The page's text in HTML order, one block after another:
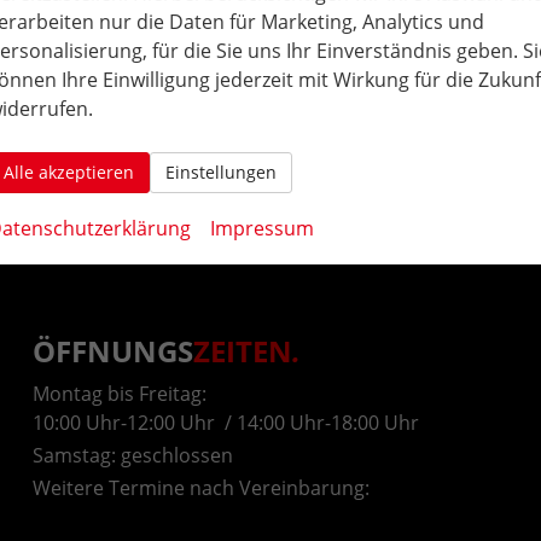
HU/AU neu, Nichtraucher-
Scheckheftgepflegt, Zustand:
km, Fahrzeugnr.: 259016
ÖFFNUNGSZEITEN.
Montag bis Freitag:
10:00 Uhr-12:00 Uhr / 14:00 Uhr-18:00 Uhr
Samstag: geschlossen
Weitere Termine nach Vereinbarung:
nur die Daten für Marketing, Analytics und
für die Sie uns Ihr Einverständnis geben.
Ihre Einwilligung jederzeit mit Wirkung für die
Alle akzeptieren Einstellungen
Impressum